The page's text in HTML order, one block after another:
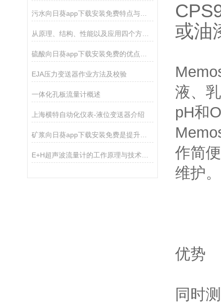
污水向日葵app下载安装免费特点与测试步骤
从原理、结构、性能以及应用四个方面介绍横河浮子流量计
EJA压力变送器作业方法及校验
一体化孔板流量计概述
上海横特自动化仪表-液位变送器介绍
矿浆向日葵app下载安装免费是提升矿业生产效率的关键装置
E+H超声波流量计的工作原理与技术优势概述
或油
液
pH和
作简便
维护。
优势
同时测